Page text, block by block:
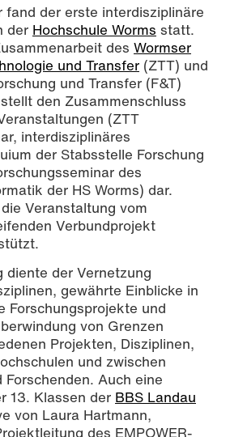
Forschungstags an
Kerstin Jeppe (zweite von links)
Pilotprojekt VCSA3D und ein
eines VR-Tatortrundganges vor.
All rights reserved
fand der erste interdisziplinäre
der Hochschule Worms statt.
des Wormser
und Transfer (ZTT) und
und Transfer (F&T)
den Zusammenschluss
(ZTT
interdisziplinäres
der Stabsstelle Forschung
des
der HS Worms) dar.
Veranstaltung vom
Verbundprojekt
diente der Vernetzung
gewährte Einblicke in
Forschungsprojekte und
von Grenzen
Projekten, Disziplinen,
und zwischen
Auch eine
13. Klassen der BBS Landau
von Laura Hartmann,
des EMPOWER-